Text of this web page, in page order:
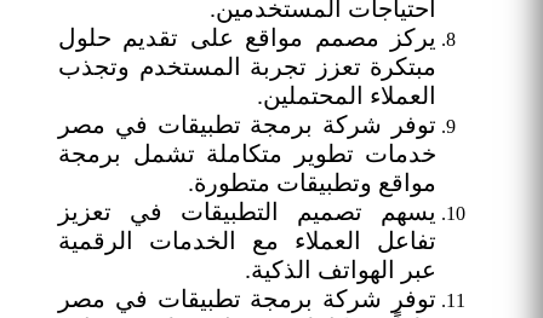
احتياجات المستخدمين.
يركز مصمم مواقع على تقديم حلول
مبتكرة تعزز تجربة المستخدم وتجذب
العملاء المحتملين.
توفر شركة برمجة تطبيقات في مصر
خدمات تطوير متكاملة تشمل برمجة
مواقع وتطبيقات متطورة.
يسهم تصميم التطبيقات في تعزيز
تفاعل العملاء مع الخدمات الرقمية
عبر الهواتف الذكية.
توفر شركة برمجة تطبيقات في مصر